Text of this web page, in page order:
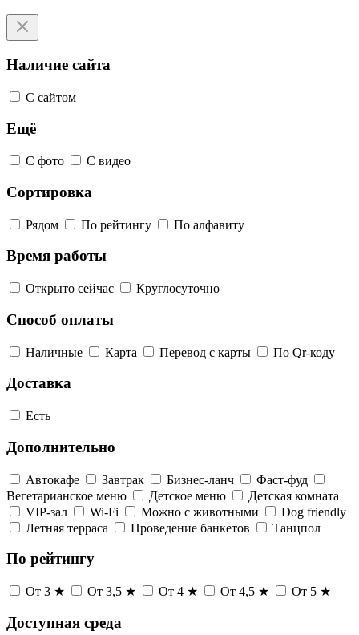
Наличие сайта
С сайтом
Ещё
С фото С видео
Сортировка
Рядом По рейтингу По алфавиту
Время работы
Открыто сейчас Круглосуточно
Способ оплаты
Наличные Карта Перевод с карты По Qr-коду
Доставка
Есть
Дополнительно
Автокафе Завтрак Бизнес-ланч
Фаст-фуд
Вегетарианское меню
Детское меню
Детская комната
VIP-зал
Wi-Fi Можно с животными
Dog friendly
Летняя терраса
Проведение банкетов Танцпол
По рейтингу
От 3 ★ От 3,5 ★ От 4 ★ От 4,5 ★ От 5 ★
Доступная среда